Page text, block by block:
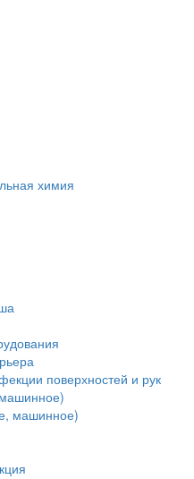
химия
поверхностей и рук
машинное)